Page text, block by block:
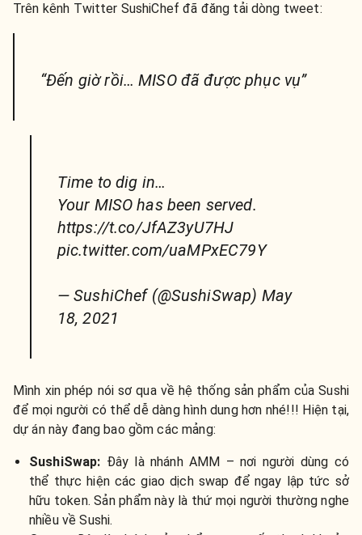
Trên kênh Twitter SushiChef đã đăng tải dòng tweet:
“Đến giờ rồi… MISO đã được phục vụ”
Time to dig in…
Your MISO has been served.
https://t.co/JfAZ3yU7HJ
pic.twitter.com/uaMPxEC79Y
— SushiChef (@SushiSwap) May
18, 2021
Mình xin phép nói sơ qua về hệ thống sản phẩm của Sushi
để mọi người có thể dễ dàng hình dung hơn nhé!!! Hiện tại,
dự án này đang bao gồm các mảng:
SushiSwap: Đây là nhánh AMM – nơi người dùng có
thể thực hiện các giao dịch swap để ngay lập tức sở
hữu token. Sản phẩm này là thứ mọi người thường nghe
nhiều về Sushi.